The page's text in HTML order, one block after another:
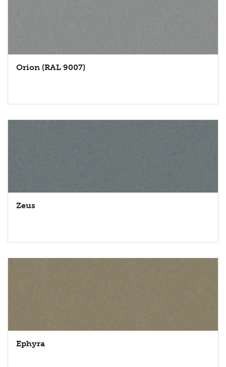
Orion (RAL 9007)
Zeus
Ephyra